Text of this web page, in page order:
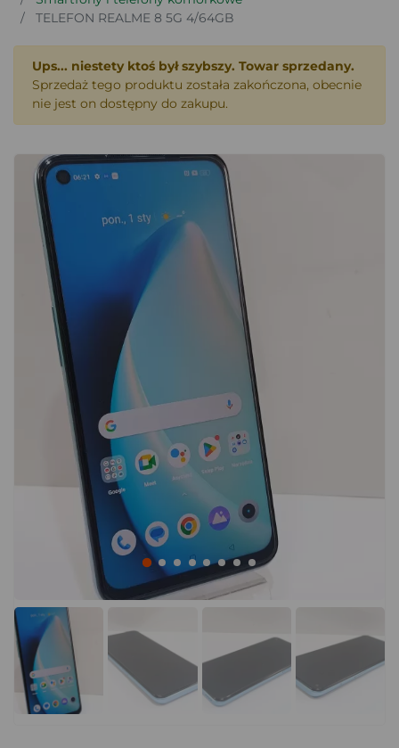
TELEFON REALME 8 5G 4/64GB
Ups... niestety ktoś był szybszy. Towar sprzedany.
Sprzedaż tego produktu została zakończona, obecnie
nie jest on dostępny do zakupu.